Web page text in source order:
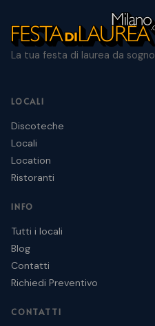
La tua festa di laurea da sogno
LOCALI
Discoteche
Locali
Location
Ristoranti
INFO
Tutti i locali
Blog
Contatti
Richiedi Preventivo
CONTATTI